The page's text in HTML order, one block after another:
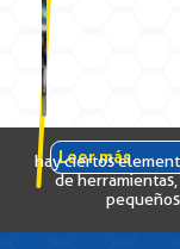
Leer más
hay ciertos
de